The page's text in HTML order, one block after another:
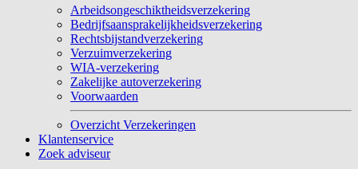
Arbeidsongeschiktheidsverzekering
Bedrijfsaansprakelijkheidsverzekering
Rechtsbijstandverzekering
Verzuimverzekering
WIA-verzekering
Zakelijke autoverzekering
Voorwaarden
Overzicht Verzekeringen
Klantenservice
Zoek adviseur